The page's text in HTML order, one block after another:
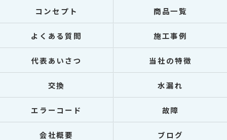
コンセプト 商品一覧
よくある質問 施工事例
代表あいさつ 当社の特徴
交換 水漏れ
エラーコード 故障
会社概要 ブログ